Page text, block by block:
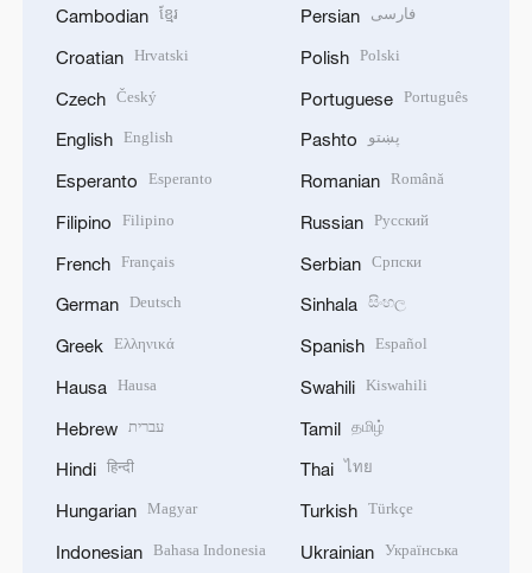
Cambodian ខ្មែរ
Croatian Hrvatski
Czech Český
English English
Esperanto Esperanto
Filipino Filipino
French Français
German Deutsch
Greek Ελληνικά
Hausa Hausa
Hebrew עברית
Hindi हिन्दी
Hungarian Magyar
Indonesian Bahasa Indonesia
Persian فارسی
Polish Polski
Portuguese Português
Pashto پښتو
Romanian Română
Russian Русский
Serbian Српски
Sinhala සිංහල
Spanish Español
Swahili Kiswahili
Tamil தமிழ்
Thai ไทย
Turkish Türkçe
Ukrainian Українська